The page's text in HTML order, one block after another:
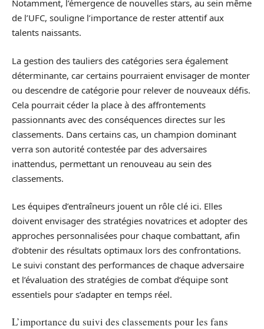
Notamment, l’émergence de nouvelles stars, au sein même
de l’UFC, souligne l’importance de rester attentif aux
talents naissants.
La gestion des tauliers des catégories sera également
déterminante, car certains pourraient envisager de monter
ou descendre de catégorie pour relever de nouveaux défis.
Cela pourrait céder la place à des affrontements
passionnants avec des conséquences directes sur les
classements. Dans certains cas, un champion dominant
verra son autorité contestée par des adversaires
inattendus, permettant un renouveau au sein des
classements.
Les équipes d’entraîneurs jouent un rôle clé ici. Elles
doivent envisager des stratégies novatrices et adopter des
approches personnalisées pour chaque combattant, afin
d’obtenir des résultats optimaux lors des confrontations.
Le suivi constant des performances de chaque adversaire
et l’évaluation des stratégies de combat d’équipe sont
essentiels pour s’adapter en temps réel.
L’importance du suivi des classements pour les fans